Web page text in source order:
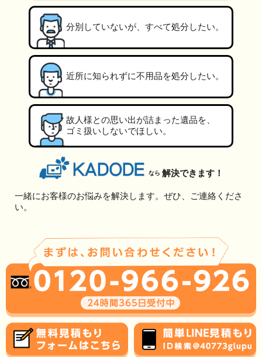
分別していないが、すべて処分したい。
近所に知られずに不用品を処分したい。
故人様との思い出が詰まった遺品を、
ゴミ扱いしないでほしい。
なら 解決できます！
一緒にお客様のお悩みを解決します。ぜひ、ご連絡くださ
い。